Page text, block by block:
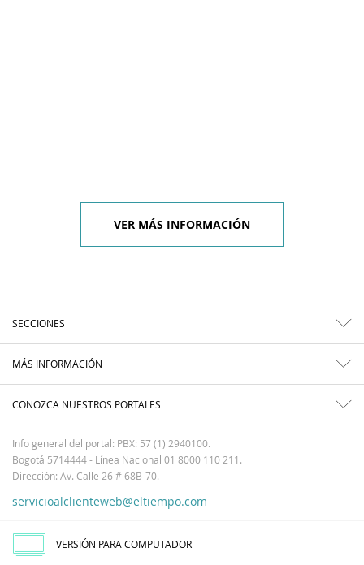
VER MÁS INFORMACIÓN
SECCIONES
MÁS INFORMACIÓN
CONOZCA NUESTROS PORTALES
Info general del portal: PBX: 57 (1) 2940100.
Bogotá 5714444 - Línea Nacional 01 8000 110 211.
Dirección: Av. Calle 26 # 68B-70.
servicioalclienteweb@eltiempo.com
VERSIÓN PARA COMPUTADOR